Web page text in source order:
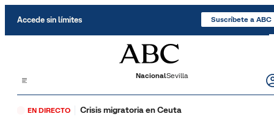
Accede sin límites Suscríbete a ABC
NacionalSevilla
EN DIRECTO Crisis migratoria en Ceuta